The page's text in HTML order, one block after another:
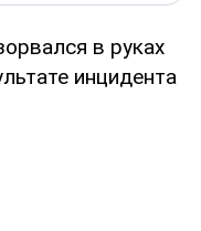
в руках
инцидента